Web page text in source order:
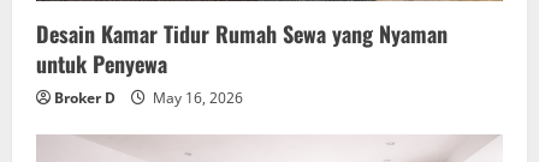
Desain Kamar Tidur Rumah Sewa yang Nyaman
untuk Penyewa
Broker D May 16, 2026